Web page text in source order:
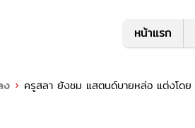
หน้าแรก
ง ครูสลา ยังชม แสตนด์บายหล่อ แต่งโด